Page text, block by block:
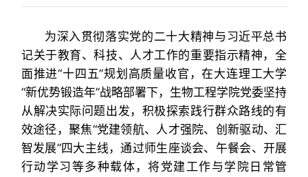
为深入贯彻落实党的二十大精神与习近平总书
记关于教育、科技、人才工作的重要指示精神，全
面推进“十四五”规划高质量收官，在大连理工大学
“新优势锻造年”战略部署下，生物工程学院党委坚持
从解决实际问题出发，积极探索践行群众路线的有
效途径，聚焦“党建领航、人才强院、创新驱动、汇
智发展”四大主线，通过师生座谈会、午餐会、开展
行动学习等多种载体，将党建工作与学院日常管